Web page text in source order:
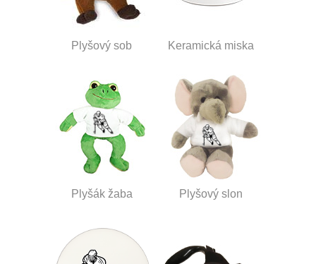
Plyšový sob Keramická miska
Plyšák žaba Plyšový slon